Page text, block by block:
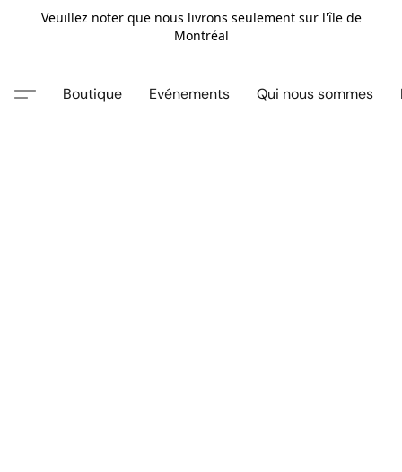
Veuillez noter que nous livrons seulement sur l'île de
Montréal
Boutique Evénements Qui nous sommes